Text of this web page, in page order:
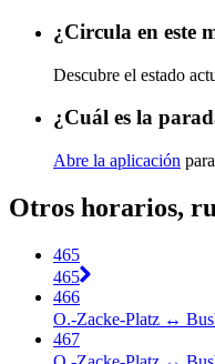
¿Circula en este
Descubre el estado
¿Cuál es la
Abre la aplicación
Otros horarios,
465
465
466
O.-Zacke-Platz ↔︎
467